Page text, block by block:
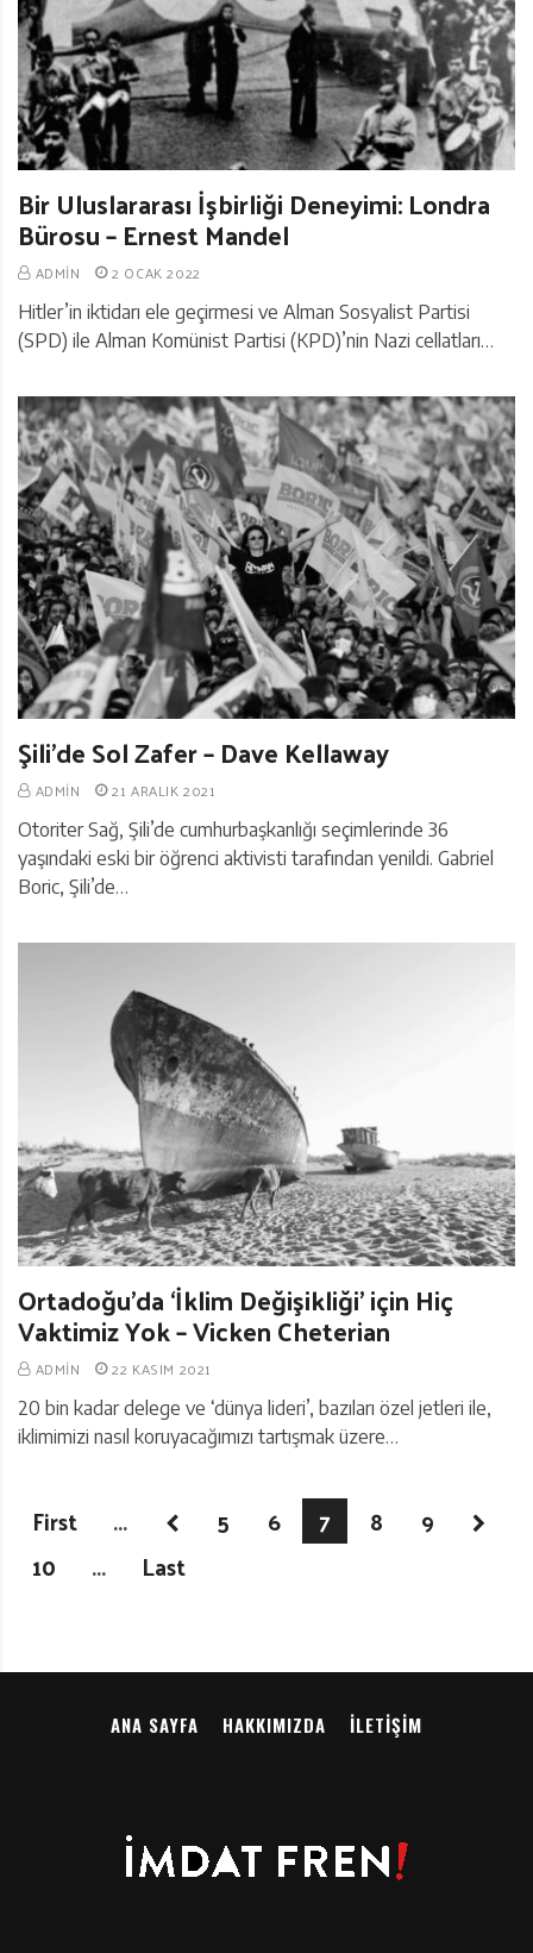
Bir Uluslararası İşbirliği Deneyimi: Londra
Bürosu – Ernest Mandel
ADMIN 2 OCAK 2022
Hitler’in iktidarı ele geçirmesi ve Alman Sosyalist Partisi
(SPD) ile Alman Komünist Partisi (KPD)’nin Nazi cellatları…
Şili’de Sol Zafer – Dave Kellaway
ADMIN 21 ARALIK 2021
Otoriter Sağ, Şili’de cumhurbaşkanlığı seçimlerinde 36
yaşındaki eski bir öğrenci aktivisti tarafından yenildi. Gabriel
Boric, Şili’de…
Ortadoğu’da ‘İklim Değişikliği’ için Hiç
Vaktimiz Yok – Vicken Cheterian
ADMIN 22 KASIM 2021
20 bin kadar delege ve ‘dünya lideri’, bazıları özel jetleri ile,
iklimimizi nasıl koruyacağımızı tartışmak üzere…
First ... 5 6 7 8
9
10
... Last
ANA SAYFA HAKKIMIZDA İLETIŞIM